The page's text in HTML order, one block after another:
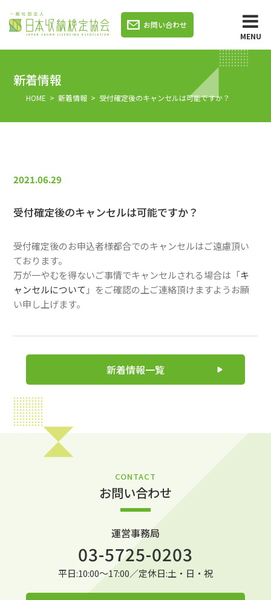
お問い合わせ
MENU
新着情報
HOME > 新着情報> 受付確定後のキャンセルは可能ですか？
2021.06.29
受付確定後のキャンセルは可能ですか？
受付確定後のお申込者様都合でのキャンセルはご遠慮頂い
ております。
万が一やむを得ないご事情でキャンセルされる場合は「キ
ャンセルについて 」をご確認の上ご連絡頂けますようお願
い申し上げます。
新着情報一覧
CONTACT
お問い合わせ
運営事務局
03-5725-0203
平日:10:00～17:00／定休日:土・日・祝